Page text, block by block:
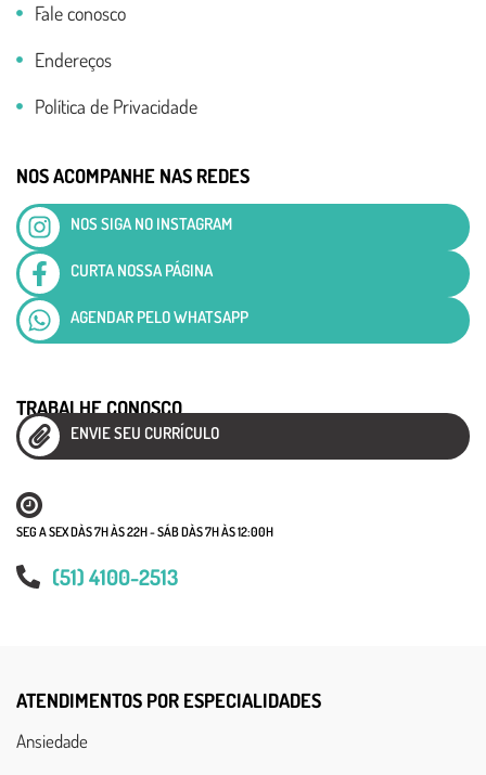
Fale conosco
Endereços
Política de Privacidade
NOS ACOMPANHE NAS REDES
NOS SIGA NO INSTAGRAM
CURTA NOSSA PÁGINA
AGENDAR PELO WHATSAPP
SEG A SEX DÀS 7H ÀS 22H - SÁB DÀS 7H ÀS 12:00H
(51) 4100-2513
TRABALHE CONOSCO
ENVIE SEU CURRÍCULO
ATENDIMENTOS POR ESPECIALIDADES
Ansiedade